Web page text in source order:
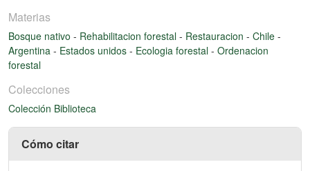
Materias
Bosque nativo - Rehabilitacion forestal - Restauracion - Chile -
Argentina - Estados unidos - Ecologia forestal - Ordenacion
forestal
Colecciones
Colección Biblioteca
Cómo citar